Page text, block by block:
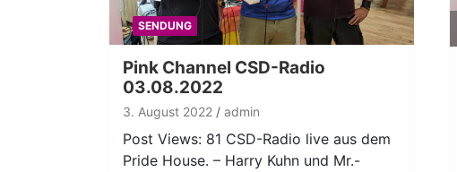
SENDUNG
Pink Channel CSD-Radio
03.08.2022
3. August 2022 admin
Post Views: 81 CSD-Radio live aus dem
Pride House. – Harry Kuhn und Mr.-